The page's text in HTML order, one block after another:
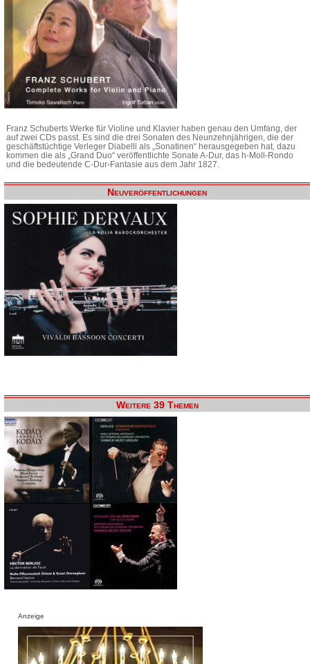
Franz Schuberts Werke für Violine und Klavier haben genau den Umfang, der
auf zwei CDs passt. Es sind die drei Sonaten des Neunzehnjährigen, die der
geschäftstüchtige Verleger Diabelli als „Sonatinen“ herausgegeben hat, dazu
kommen die als „Grand Duo“ veröffentlichte Sonate A-Dur, das h-Moll-Rondo
und die bedeutende C-Dur-Fantasie aus dem Jahr 1827.
Neuveröffentlichungen
Weitere 39 Themen
Anzeige